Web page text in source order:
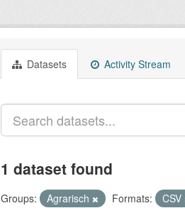
Datasets Activity Stream
1 dataset found
Groups: Agrarisch Formats: CSV